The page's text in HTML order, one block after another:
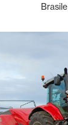
Brasile